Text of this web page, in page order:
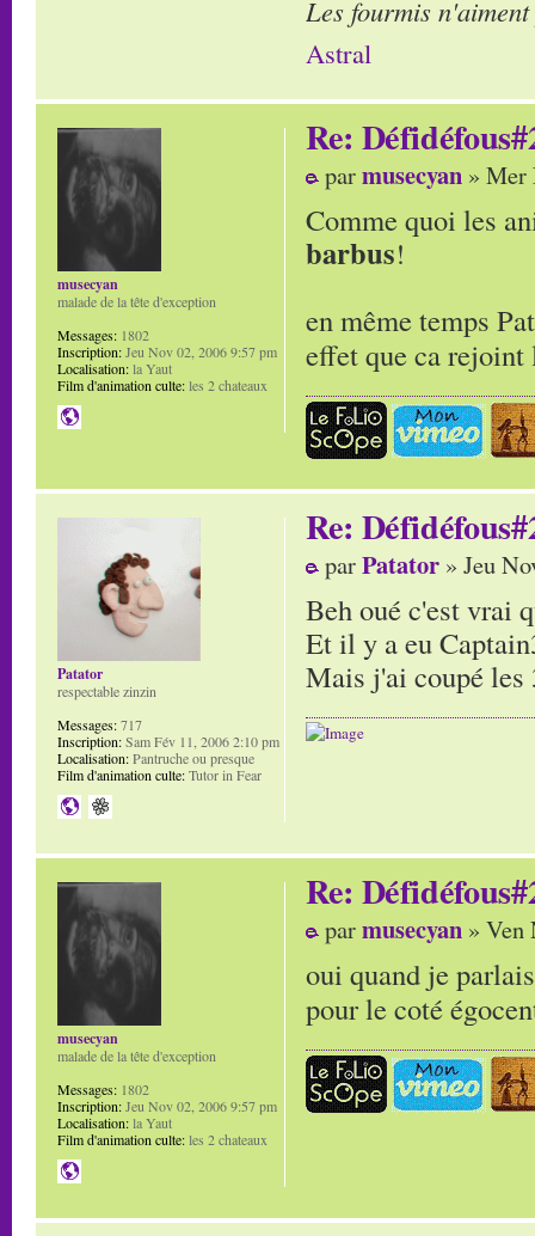
Les fourmis
Astral
Re:
parmusecyan » Mer
Comme quoi les
barbus!
en même temps
effet que ca
musecyan
malade de la tête d'exception
Messages: 1802
Inscription:Jeu Nov 02, 2006 9:57 pm
Localisation:la Yaut
Film d'animation culte:les 2 chateaux
Re:
parPatator » Jeu
Beh oué c'est vrai
Et il y a eu
Mais j'ai coupé
Patator
respectable zinzin
Messages:717
Inscription:Sam Fév 11, 2006 2:10 pm
Localisation:Pantruche ou presque
Film d'animation culte:Tutor in Fear
Re:
parmusecyan » Ven
oui quand je
pour le coté
musecyan
malade de la tête d'exception
Messages: 1802
Inscription:Jeu Nov 02, 2006 9:57 pm
Localisation:la Yaut
Film d'animation culte:les 2 chateaux